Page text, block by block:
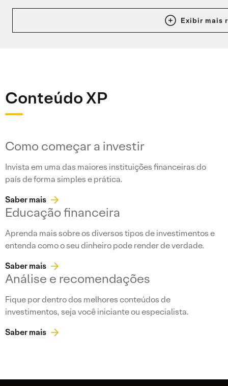
Exibir mais
Conteúdo XP
Como começar a investir
Invista em uma das maiores instituições financeiras do
país de forma simples e prática.
Saber mais
Educação financeira
Aprenda mais sobre os diversos tipos de investimentos e
entenda como o seu dinheiro pode render de verdade.
Saber mais
Análise e recomendações
Fique por dentro dos melhores conteúdos de
investimentos, seja você iniciante ou especialista.
Saber mais